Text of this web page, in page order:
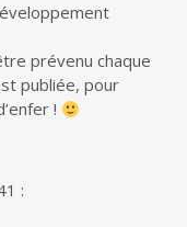
prévenu chaque
publiée, pour
!
: